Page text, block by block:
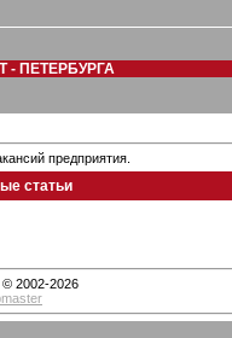
- ПЕТЕРБУРГА
предприятия.
статьи
2002-2026